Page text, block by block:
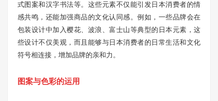
式图案和汉字书法等。这些元素不仅能引发日本消费者的情
感共鸣，还能加强商品的文化认同感。例如，一些品牌会在
包装设计中加入樱花、波浪、富士山等典型的日本元素，这
些设计不仅美观，而且能够与日本消费者的日常生活和文化
符号相连接，增加品牌的亲和力。
图案与色彩的运用